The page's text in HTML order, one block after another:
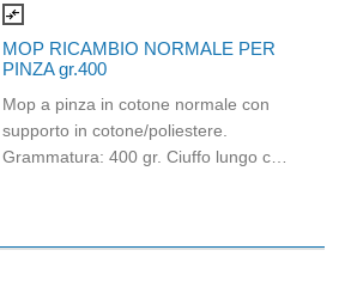
non utilizzare il prodotto puro su
superfici tessili e in concomitanza con
compare_arrows
MOP RICAMBIO NORMALE PER
PINZA gr.400
Mop a pinza in cotone normale con
supporto in cotone/poliestere.
Grammatura: 400 gr. Ciuffo lungo cm